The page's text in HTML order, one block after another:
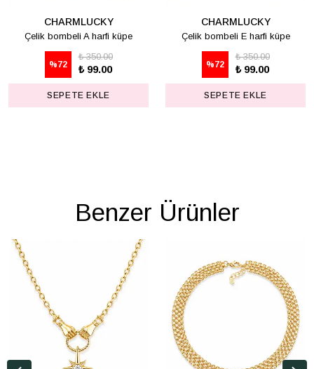
CHARMLUCKY
Çelik bombeli A harfi küpe
%72
₺ 350.00
₺ 99.00
SEPETE EKLE
CHARMLUCKY
Çelik bombeli E harfi küpe
%72
₺ 350.00
₺ 99.00
SEPETE EKLE
Benzer Ürünler